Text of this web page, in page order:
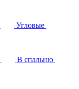
Угловые
В спальню